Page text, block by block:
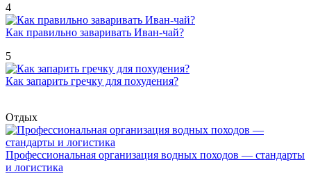
4
Как правильно заваривать Иван-чай?
5
Как запарить гречку для похудения?
Отдых
Профессиональная организация водных походов — стандарты
и логистика